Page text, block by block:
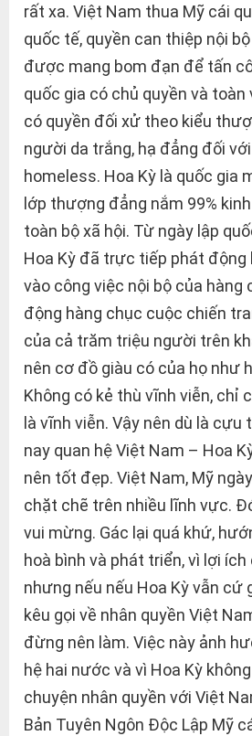
rất xa. Việt Nam thua Mỹ cái
quốc tế, quyền can thiệp nội
được mang bom đạn để tấn
quốc gia có chủ quyền và toàn
có quyền đối xử theo kiểu
người da trắng, hạ đẳng đối
homeless. Hoa Kỳ là quốc gia
lớp thượng đẳng nắm 99%
toàn bộ xã hội. Từ ngày lập
Hoa Kỳ đã trực tiếp phát động
vào công việc nội bộ của hàng
động hàng chục cuộc chiến
của cả trăm triệu người trên
nên cơ đồ giàu có của họ như
Không có kẻ thù vĩnh viễn, chỉ
là vĩnh viễn. Vậy nên dù là cựu
nay quan hệ Việt Nam – Hoa
nên tốt đẹp. Việt Nam, Mỹ
chặt chẽ trên nhiều lĩnh vực.
vui mừng. Gác lại quá khứ,
hoà bình và phát triển, vì lợi
nhưng nếu nếu Hoa Kỳ vẫn cứ
kêu gọi về nhân quyền Việt
đừng nên làm. Việc này ảnh
hệ hai nước và vì Hoa Kỳ
chuyện nhân quyền với Việt
Bản Tuyên Ngôn Độc Lập Mỹ